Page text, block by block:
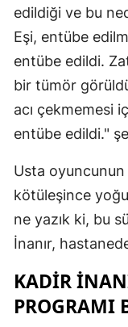
edildiği ve bu
Eşi, entübe
entübe edildi.
bir tümör
acı çekmemesi
entübe edildi."
Usta oyuncunun
kötüleşince
ne yazık ki, bu
İnanır,
KADIR
PROGRAMI